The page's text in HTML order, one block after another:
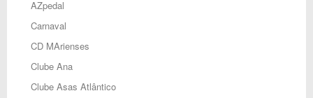
AZpedal
Carnaval
CD MArienses
Clube Ana
Clube Asas Atlântico